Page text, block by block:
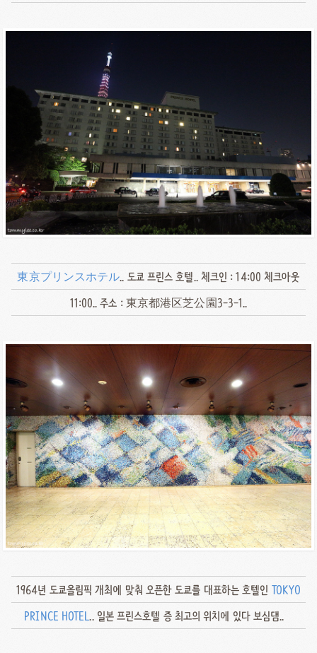
東京プリンスホテル.. 도쿄 프린스 호텔.. 체크인 : 14:00 체크아웃
11:00.. 주소 : 東京都港区芝公園3-3-1..
1964년 도쿄올림픽 개최에 맞춰 오픈한 도쿄를 대표하는 호텔인 TOKYO
PRINCE HOTEL.. 일본 프린스호텔 증 최고의 위치에 있다 보심댐..